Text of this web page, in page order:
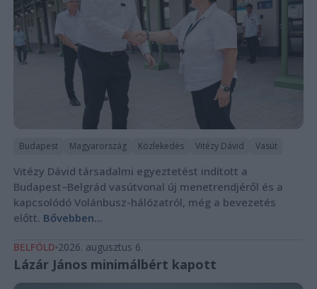
Budapest Magyarország Közlekedés Vitézy Dávid Vasút
Vitézy Dávid társadalmi egyeztetést indított a
Budapest–Belgrád vasútvonal új menetrendjéről és a
kapcsolódó Volánbusz-hálózatról, még a bevezetés
előtt. Bővebben...
BELFÖLD 2026. augusztus 6.
Lázár János minimálbért kapott